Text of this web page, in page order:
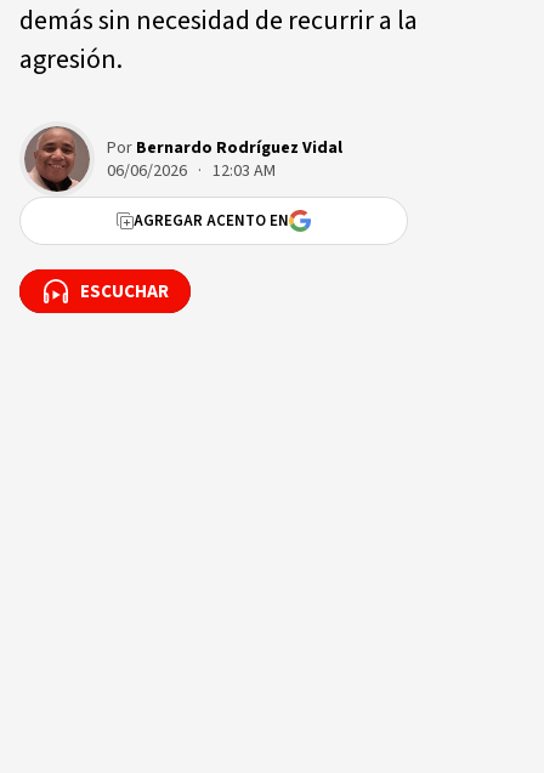
demás sin necesidad de recurrir a la
agresión.
Por Bernardo Rodríguez Vidal
06/06/2026 · 12:03 AM
AGREGAR ACENTO EN
ESCUCHAR
ESCUCHAR